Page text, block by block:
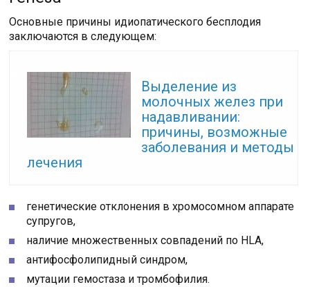
Основные причины идиопатического бесплодия
заключаются в следующем:
Выделение из
молочных желез при
надавливании:
причины, возможные
заболевания и методы
лечения
генетические отклонения в хромосомном аппарате
супругов,
наличие множественных совпадений по HLA,
антифосфолипидный синдром,
мутации гемостаза и тромбофилия.